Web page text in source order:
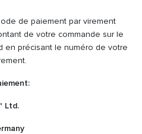
de paiement par virement
de votre commande sur le
en précisant le numéro de votre
Ltd.